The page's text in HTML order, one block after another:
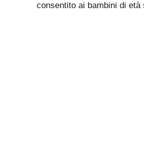
consentito ai bambini di